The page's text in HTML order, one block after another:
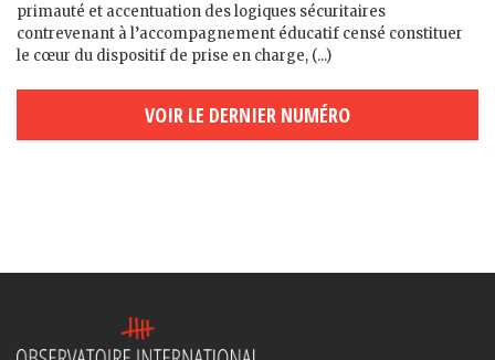
primauté et accentuation des logiques sécuritaires
contrevenant à l’accompagnement éducatif censé constituer
le cœur du dispositif de prise en charge, (...)
VOIR LE DERNIER NUMÉRO